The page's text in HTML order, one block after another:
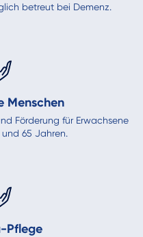
betreut bei Demenz.
Menschen
Förderung für Erwachsene
65 Jahren.
Pflege